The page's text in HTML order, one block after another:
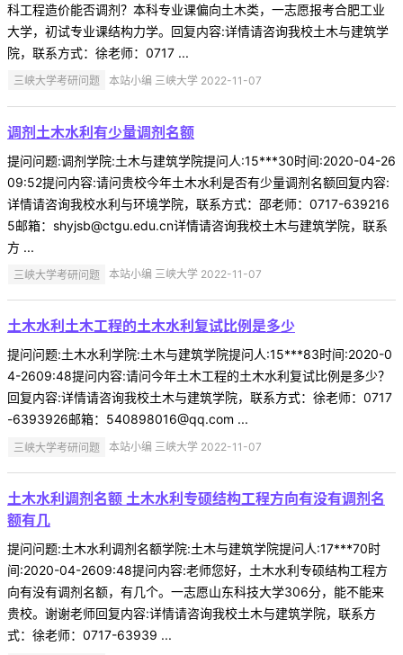
科工程造价能否调剂？本科专业课偏向土木类，一志愿报考合肥工业
大学，初试专业课结构力学。回复内容:详情请咨询我校土木与建筑学
院，联系方式：徐老师：0717 ...
三峡大学考研问题 本站小编 三峡大学 2022-11-07
调剂土木水利有少量调剂名额
提问问题:调剂学院:土木与建筑学院提问人:15***30时间:2020-04-26
09:52提问内容:请问贵校今年土木水利是否有少量调剂名额回复内容:
详情请咨询我校水利与环境学院，联系方式：邵老师：0717-639216
5邮箱：shyjsb@ctgu.edu.cn详情请咨询我校土木与建筑学院，联系
方 ...
三峡大学考研问题 本站小编 三峡大学 2022-11-07
土木水利土木工程的土木水利复试比例是多少
提问问题:土木水利学院:土木与建筑学院提问人:15***83时间:2020-0
4-2609:48提问内容:请问今年土木工程的土木水利复试比例是多少？
回复内容:详情请咨询我校土木与建筑学院，联系方式：徐老师：0717
-6393926邮箱：540898016@qq.com ...
三峡大学考研问题 本站小编 三峡大学 2022-11-07
土木水利调剂名额 土木水利专硕结构工程方向有没有调剂名
额有几
提问问题:土木水利调剂名额学院:土木与建筑学院提问人:17***70时
间:2020-04-2609:48提问内容:老师您好，土木水利专硕结构工程方
向有没有调剂名额，有几个。一志愿山东科技大学306分，能不能来
贵校。谢谢老师回复内容:详情请咨询我校土木与建筑学院，联系方
式：徐老师：0717-63939 ...